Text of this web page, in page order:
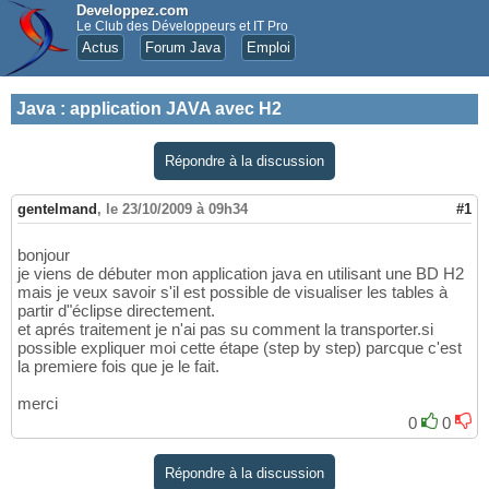
Developpez.com
Le Club des Développeurs et IT Pro
Actus Forum Java Emploi
Java : application JAVA avec H2
Répondre à la discussion
gentelmand , le 23/10/2009 à 09h34 #1
bonjour
je viens de débuter mon application java en utilisant une BD H2
mais je veux savoir s'il est possible de visualiser les tables à
partir d"éclipse directement.
et aprés traitement je n'ai pas su comment la transporter.si
possible expliquer moi cette étape (step by step) parcque c'est
la premiere fois que je le fait.
merci
0
0
Répondre à la discussion